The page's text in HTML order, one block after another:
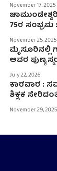
November 17, 2025
75ರ
November 25, 2025
ಮೈಸೂರಿನಲ್ಲಿ
ಅವರ
July 22, 2026
ಕಾರವಾರ :
ಶಿಕ್ಷಕ
November 29, 2025